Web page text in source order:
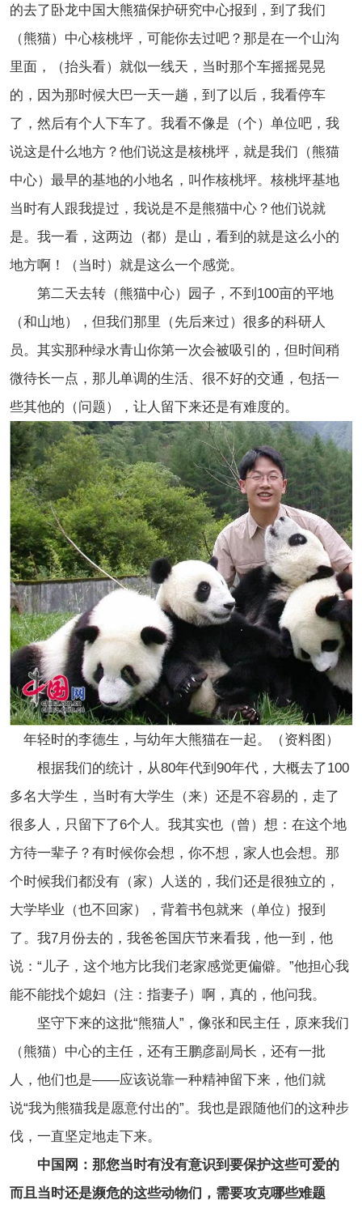
的去了卧龙中国大熊猫保护研究中心报到，到了我们
（熊猫）中心核桃坪，可能你去过吧？那是在一个山沟
里面，（抬头看）就似一线天，当时那个车摇摇晃晃
的，因为那时候大巴一天一趟，到了以后，我看停车
了，然后有个人下车了。我看不像是（个）单位吧，我
说这是什么地方？他们说这是核桃坪，就是我们（熊猫
中心）最早的基地的小地名，叫作核桃坪。核桃坪基地
当时有人跟我提过，我说是不是熊猫中心？他们说就
是。我一看，这两边（都）是山，看到的就是这么小的
地方啊！（当时）就是这么一个感觉。
第二天去转（熊猫中心）园子，不到100亩的平地
（和山地），但我们那里（先后来过）很多的科研人
员。其实那种绿水青山你第一次会被吸引的，但时间稍
微待长一点，那儿单调的生活、很不好的交通，包括一
些其他的（问题），让人留下来还是有难度的。
年轻时的李德生，与幼年大熊猫在一起。（资料图）
根据我们的统计，从80年代到90年代，大概去了100
多名大学生，当时有大学生（来）还是不容易的，走了
很多人，只留下了6个人。我其实也（曾）想：在这个地
方待一辈子？有时候你会想，你不想，家人也会想。那
个时候我们都没有（家）人送的，我们还是很独立的，
大学毕业（也不回家），背着书包就来（单位）报到
了。我7月份去的，我爸爸国庆节来看我，他一到，他
说：“儿子，这个地方比我们老家感觉更偏僻。”他担心我
能不能找个媳妇（注：指妻子）啊，真的，他问我。
坚守下来的这批“熊猫人”，像张和民主任，原来我们
（熊猫）中心的主任，还有王鹏彦副局长，还有一批
人，他们也是——应该说靠一种精神留下来，他们就
说“我为熊猫我是愿意付出的”。我也是跟随他们的这种步
伐，一直坚定地走下来。
中国网：那您当时有没有意识到要保护这些可爱的
而且当时还是濒危的这些动物们，需要攻克哪些难题